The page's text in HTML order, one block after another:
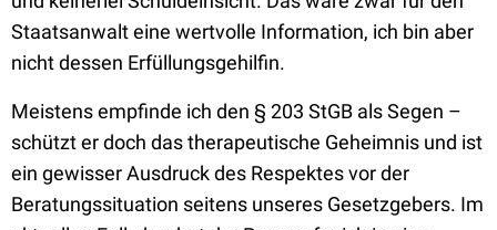
Staatsanwalt eine wertvolle Information, ich bin aber
nicht dessen Erfüllungsgehilfin.
Meistens empfinde ich den § 203 StGB als Segen –
schützt er doch das therapeutische Geheimnis und ist
ein gewisser Ausdruck des Respektes vor der
Beratungssituation seitens unseres Gesetzgebers. Im